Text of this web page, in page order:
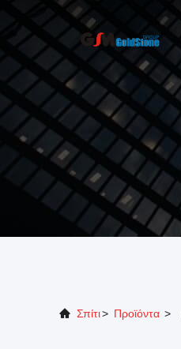
Σπίτι> Προϊόντα >